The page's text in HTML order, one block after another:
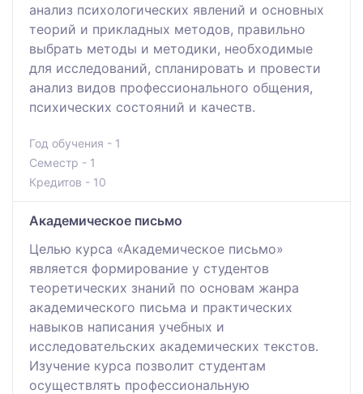
анализ психологических явлений и основных
теорий и прикладных методов, правильно
выбрать методы и методики, необходимые
для исследований, спланировать и провести
анализ видов профессионального общения,
психических состояний и качеств.
Год обучения - 1
Семестр - 1
Кредитов - 10
Академическое письмо
Целью курса «Академическое письмо»
является формирование у студентов
теоретических знаний по основам жанра
академического письма и практических
навыков написания учебных и
исследовательских академических текстов.
Изучение курса позволит студентам
осуществлять профессиональную